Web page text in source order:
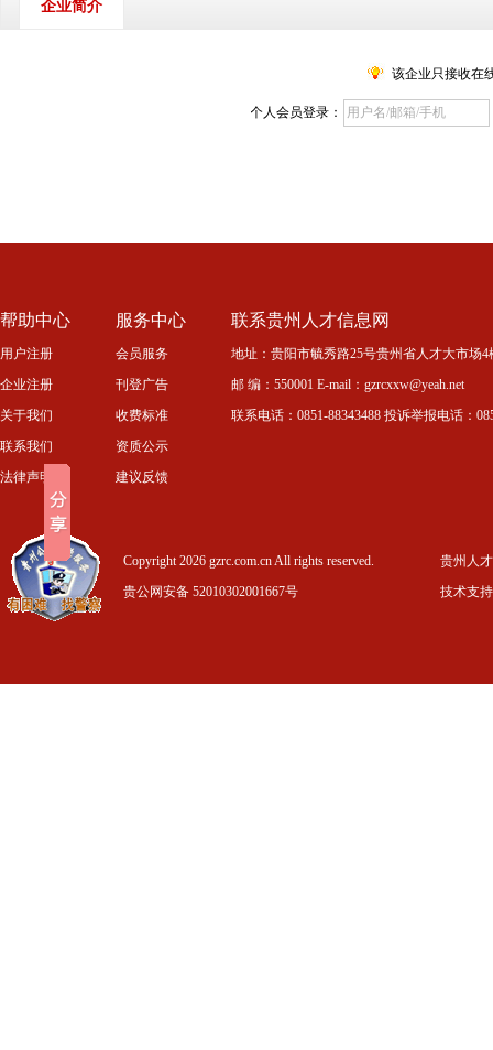
企业简介
该企业只接收在
个人会员登录：
帮助中心
用户注册
企业注册
关于我们
联系我们
法律声明
服务中心
会员服务
刊登广告
收费标准
资质公示
建议反馈
联系贵州人才信息网
地址：贵阳市毓秀路25号贵州省人才大市场
邮 编：550001 E-mail：gzrcxxw@yeah.net
联系电话：0851-88343488 投诉举报电话：
Copyright 2026 gzrc.com.cn All rights reserved.
贵公网安备 52010302001667号
贵州人
技术支